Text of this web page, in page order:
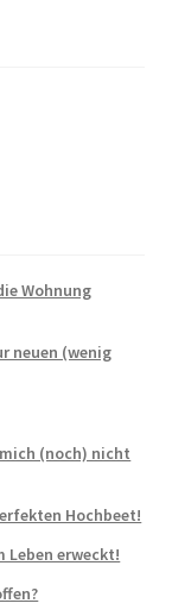
Wohnung
neuen (wenig
(noch) nicht
Hochbeet!
Leben erweckt!